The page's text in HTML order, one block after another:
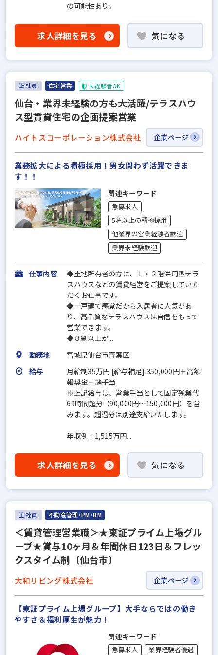
の可能性あり。
求人詳細を見る 気になる
正社員 住宅営業 未経験者OK
仙台・業界未経験の方も大活躍/テラスハウ
ス型賃貸住宅の企画提案営業
ハイトスコーポレーション株式会社 企業ページ
業務拡大による積極採用！男女問わず活躍できま
す！！
関連キーワード
急募求人
5名以上の積極採用
他業界の営業経験者歓迎
業界未経験歓迎
仕事内容
◆土地所有者の方に、１・２階併用型テラ
スハウスなどの賃貸経営をご提案していた
だくお仕事です。
◆一戸建て感覚だから入居者に人気があ
り、高品質なテラスハウスは自信をもって
営業できます。
◆８割以上が...
勤務地
宮城県仙台市青葉区
給与
月給制35万円 [給与補足] 350,000円＋高額
報奨金＋諸手当
※上記給与は、営業手当として固定残業代
63時間超分（90,000円〜150,000円）を含
みます。超過分は別途支給いたします。
年収例：1,515万円...
求人詳細を見る 気になる
正社員 不動産管理・PM・BM
＜賃貸管理営業職＞★東証プライム上場グル
ープ★賞与10ヶ月＆年間休日123日＆フレッ
クスタイム制〔仙台市〕
大和リビング株式会社 企業ページ
【東証プライム上場グループ】大手ならではの働き
やすさ＆福利厚⽣が魅力！
関連キーワード
急募求人
業界経験者優遇